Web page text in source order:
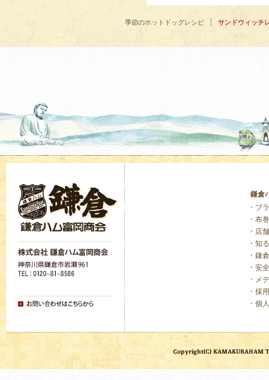
季節のホットドッグレシピ サンドウィッチ
鎌倉
ブ
布
店
知
鎌
安
メ
採
個